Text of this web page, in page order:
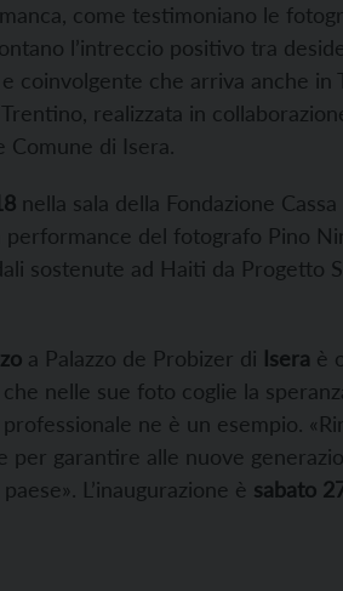
come testimoniano le
l’intreccio positivo tra
coinvolgente che arriva anche
realizzata in
Comune di Isera.
nella sala della Fondazione
performance del fotografo Pino
sostenute ad Haiti da Progetto
a Palazzo de Probizer di Isera è
nelle sue foto coglie la
ne è un esempio.
garantire alle nuove
L’inaugurazione è sabato